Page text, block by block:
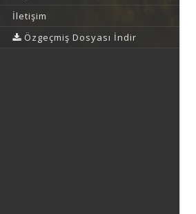
İletişim
Özgeçmiş Dosyası İndir